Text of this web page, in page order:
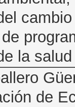
la salud
de